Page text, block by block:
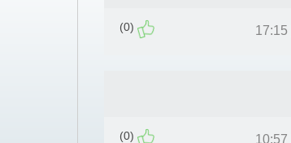
(0)
(0)